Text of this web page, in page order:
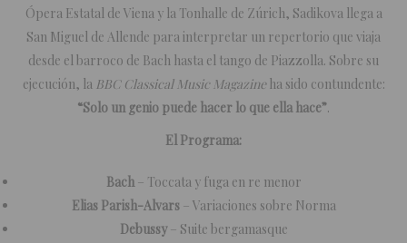
Ópera Estatal de Viena y la Tonhalle de Zúrich, Sadikova llega a
San Miguel de Allende para interpretar un repertorio que viaja
desde el barroco de Bach hasta el tango de Piazzolla. Sobre su
ejecución, la BBC Classical Music Magazineha sido contundente:
“Solo un genio puede hacer lo que ella hace”.
El Programa:
Bach– Toccata y fuga en re menor
Elias Parish-Alvars– Variaciones sobre Norma
Debussy– Suite bergamasque